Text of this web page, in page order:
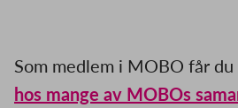
Som medlem i MOBO får du
hos mange av MOBOs